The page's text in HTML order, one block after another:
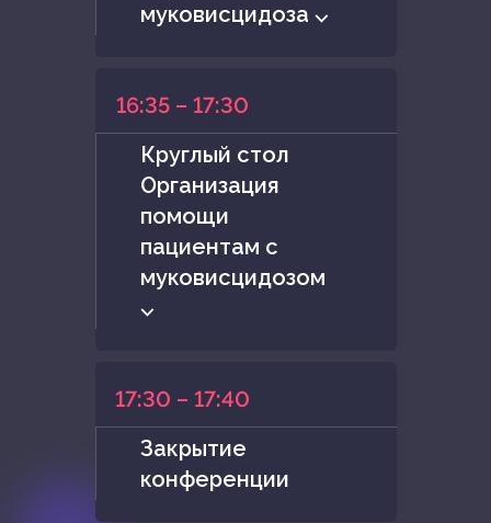
муковисцидоза ⌵
16:35 – 17:30
Круглый стол
Организация
помощи
пациентам с
муковисцидозом
⌵
17:30 – 17:40
Закрытие
конференции